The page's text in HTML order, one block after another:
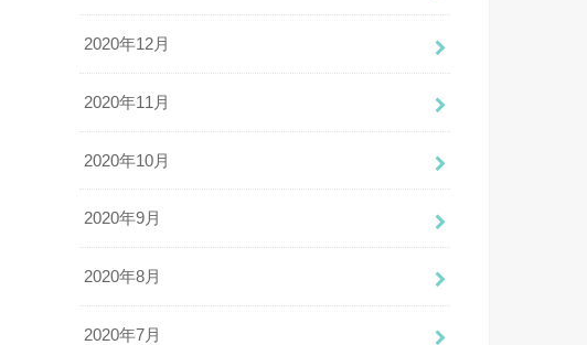
2020年12月
2020年11月
2020年10月
2020年9月
2020年8月
2020年7月